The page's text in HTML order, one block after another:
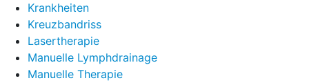
Krankheiten
Kreuzbandriss
Lasertherapie
Manuelle Lymphdrainage
Manuelle Therapie